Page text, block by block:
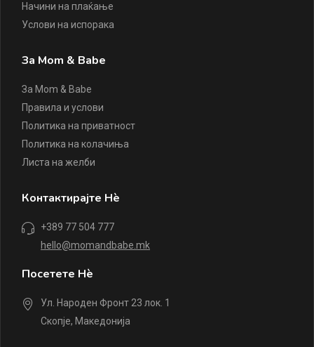
Начини на плаќање
Услови на испорака
За Mom & Babe
За Mom & Babe
Правила и услови
Политика на приватност
Политика на колачиња
Листа на желби
Контактирајте Нè
+389 77 504 777
hello@momandbabe.mk
Посетете Нè
Ул. Народен Фронт 23 лок. 1
Скопје, Македонија